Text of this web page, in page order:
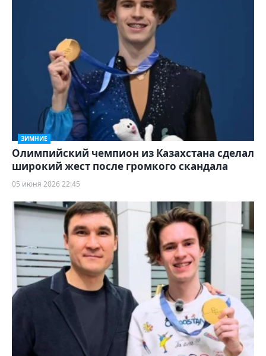
ЗИМНИЕ
Олимпийский чемпион из Казахстана сделал
широкий жест после громкого скандала
05 июня 2026 22:45